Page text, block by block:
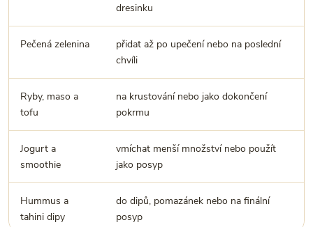
dresinku
Pečená zelenina
přidat až po upečení nebo na poslední
chvíli
Ryby, maso a
tofu
na krustování nebo jako dokončení
pokrmu
Jogurt a
smoothie
vmíchat menší množství nebo použít
jako posyp
Hummus a
tahini dipy
do dipů, pomazánek nebo na finální
posyp